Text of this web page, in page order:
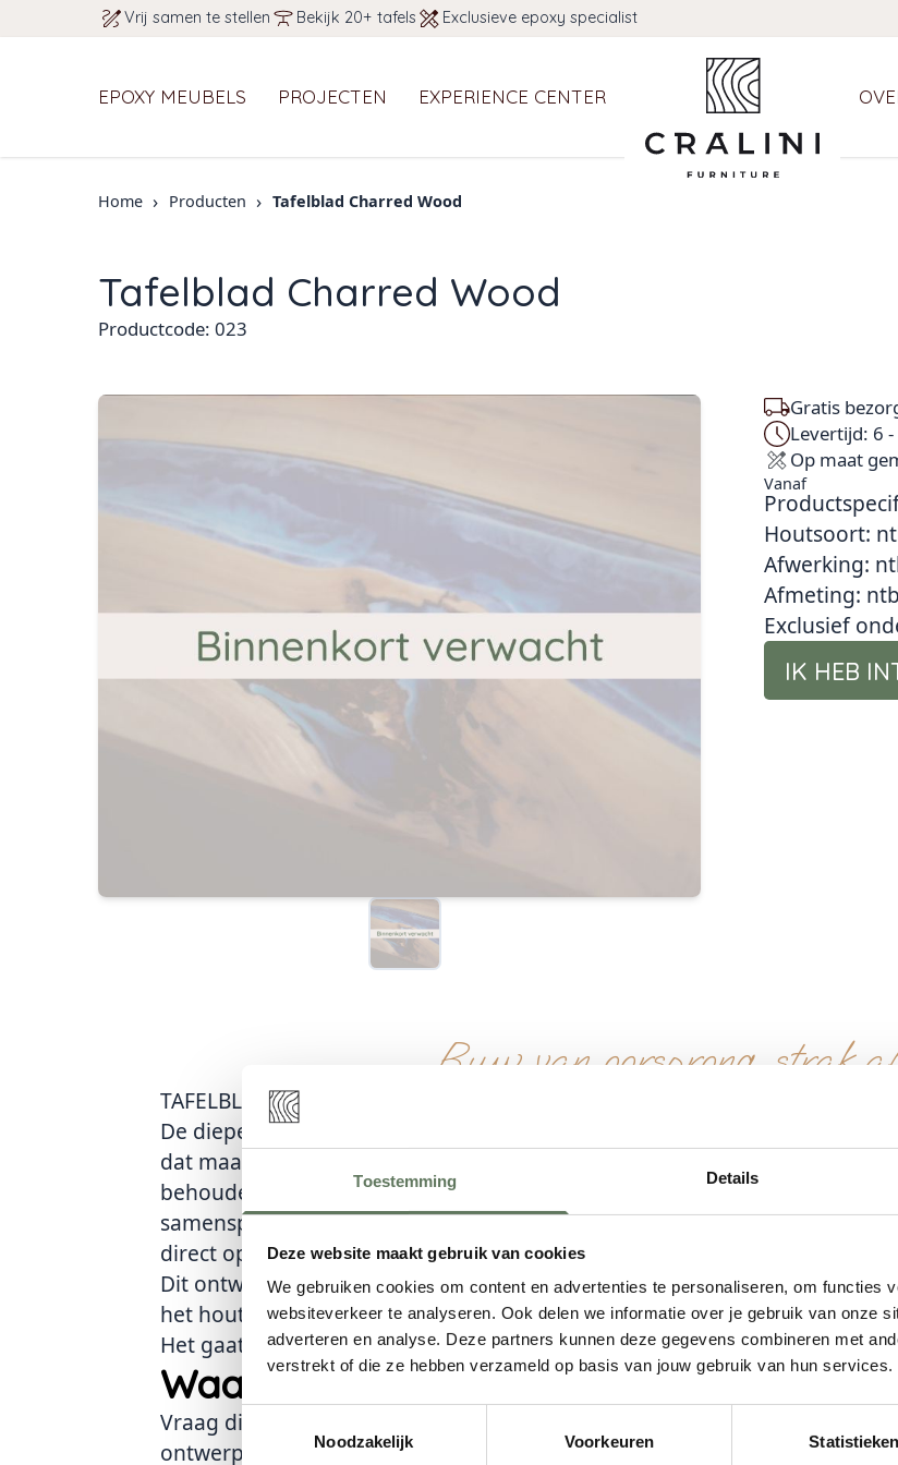
Toestemming Details
Deze website maakt gebruik van cookies
We gebruiken cookies om content en advertenties te personaliseren, om functies
websiteverkeer te analyseren. Ook delen we informatie over je gebruik van onze
adverteren en analyse. Deze partners kunnen deze gegevens combineren met
verstrekt of die ze hebben verzameld op basis van jouw gebruik van hun services.
Toestemmingsselectie
Noodzakelijk
Voorkeuren Statistieken
Vrij samen te stellen Bekijk 20+ tafels Exclusieve epoxy specialist
EPOXY MEUBELS PROJECTEN EXPERIENCE CENTER
Home › Producten › Tafelblad Charred Wood
Tafelblad Charred Wood
Productcode: 023
Gratis
Levertijd: 6
Op maat
Vanaf
Houtsoort:
Afwerking:
Afmeting: ntb
Exclusief
IK HEB
Ruw van oorsprong, strak
TAFELBLAD MET VERBRAND HOUT EN HELDERE EPOXY
De diepe structuur van verbrand hout blijft in dit tafelblad goed zichtbaar
dat maakt het ontwerp zo sterk. De ruwe lijnen, donkere nuances en
behouden, terwijl de heldere epoxy het blad een strakke en verfijnde
samenspel van pure natuur en een moderne afwerking. Een tafelblad
direct opvalt.
Dit ontwerp laat goed zien hoe kracht en verfijning samen kunnen
het hout geeft het geheel veel diepte, terwijl de epoxy het oppervlak een
Het gaat hierbij om alleen het tafelblad, geleverd exclusief onderstel.
Waarmee kunnen we je helpen?
Vraag direct een offerte aan voor deze tafel, laat een vergelijkbaar
ontwerp op maat maken of deel jouw eigen idee met ons. Of je nu